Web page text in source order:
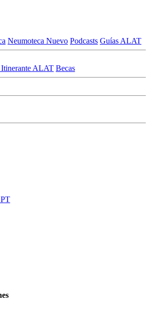
Neumoteca Nuevo Podcasts Guías ALAT
ALAT Becas
PT